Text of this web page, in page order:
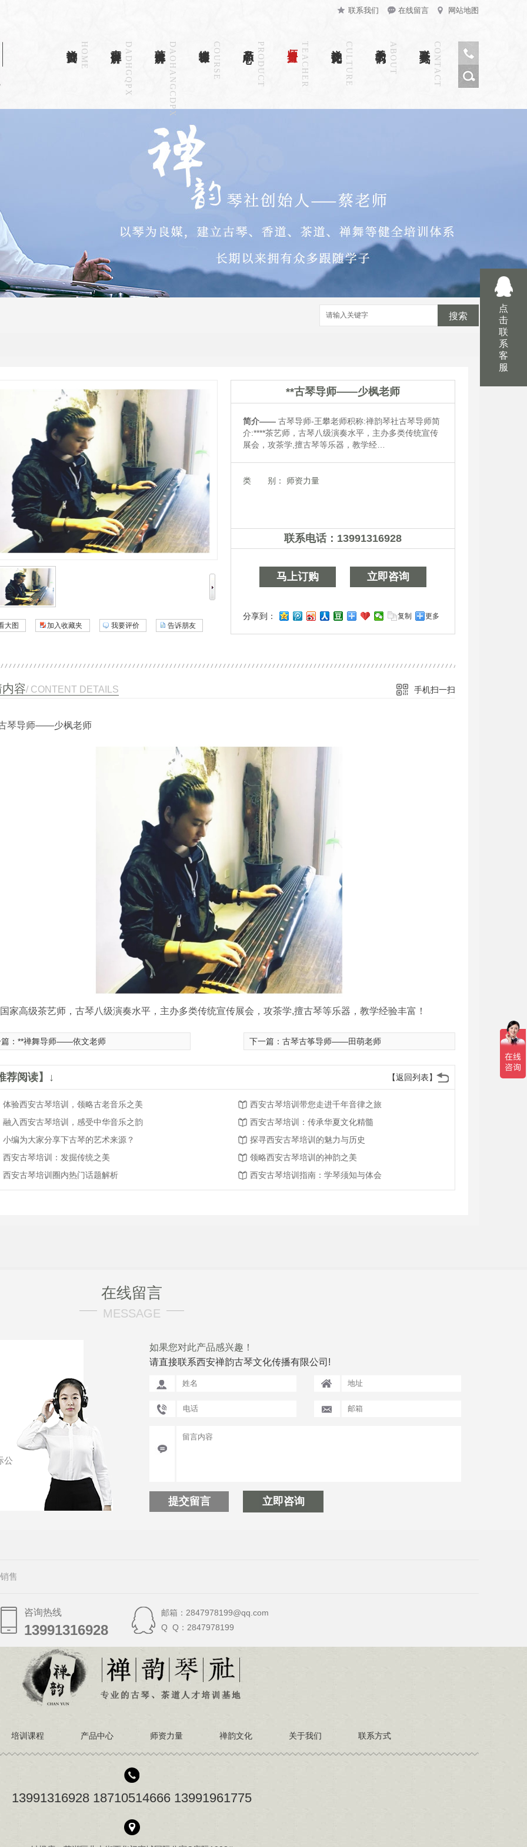
联系我们 在线留言 网站地图
HOME DADHGQPX DAOHANGCDPX COURSE PRODUCT TEACHER CULTURE ABOUT CONTACT
搜索
大图 加入收藏夹 我要评价 告诉朋友
**古琴导师——少枫老师
简介—— 古琴导师-王攀老师积称:禅韵琴社古琴导师简
介:****茶艺师，古琴八级演奏水平，主办多类传统宣传
展会，攻茶学,擅古琴等乐器，教学经…
类 别： 师资力量
联系电话： 13991316928
13991316928
马上订购 立即咨询
分享到： 复制 更多
容/ CONTENT DETAILS 手机扫一扫
琴导师——少枫老师
家高级茶艺师，古琴八级演奏水平，主办多类传统宣传展会，攻茶学,擅古琴等乐器，教学经验丰富！
： **禅舞导师——依文老师 下一篇： 古琴古筝导师——田萌老师
【返回列表】
荐阅读】↓
体验西安古琴培训，领略古老音乐之美
西安古琴培训带您走进千年音律之旅
融入西安古琴培训，感受中华音乐之韵
西安古琴培训：传承华夏文化精髓
小编为大家分享下古琴的艺术来源？
探寻西安古琴培训的魅力与历史
西安古琴培训：发掘传统之美
领略西安古琴培训的神韵之美
西安古琴培训圈内热门话题解析
西安古琴培训指南：学琴须知与体会
在线留言
MESSAGE
公
如果您对此产品感兴趣！
请直接联系西安禅韵古琴文化传播有限公司!
提交留言 立即咨询
售
咨询热线
13991316928
13991316928
邮箱：2847978199@qq.com
Q Q：2847978199
培训课程 产品中心 师资力量 禅韵文化 关于我们 联系方式
13991316928 18710514666 13991961775
点
击
联
系
客
服